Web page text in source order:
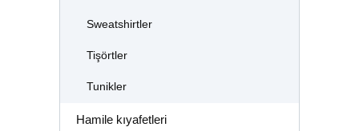
Sweatshirtler
Tişörtler
Tunikler
Hamile kıyafetleri